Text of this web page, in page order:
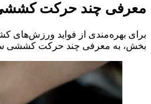
معرفی چند حرکت کششی
برای بهره‌مندی از فواید ورزش‌های
بخش، به معرفی چند حرکت کششی ساده